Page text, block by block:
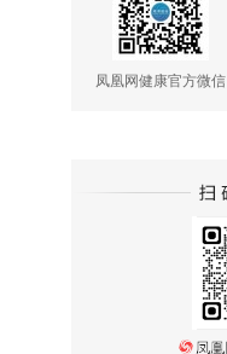
凤凰网健康官方微信